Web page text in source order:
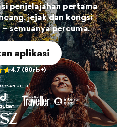
penjelajahan pertama
jejak dan kongsi
semuanya percuma.
aplikasi
4.7 (80rb+)
OLEH